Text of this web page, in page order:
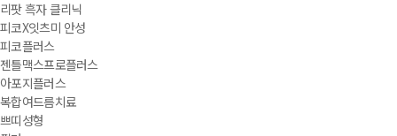
리팟 흑자 클리닉
피코X잇츠미 안성
피코플러스
젠틀맥스프로플러스
아포지플러스
복합여드름치료
쁘띠성형